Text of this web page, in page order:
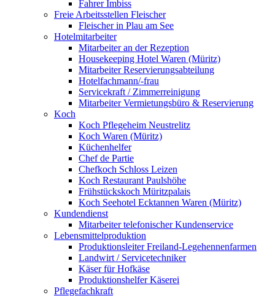
Fahrer Imbiss
Freie Arbeitsstellen Fleischer
Fleischer in Plau am See
Hotelmitarbeiter
Mitarbeiter an der Rezeption
Housekeeping Hotel Waren (Müritz)
Mitarbeiter Reservierungsabteilung
Hotelfachmann/-frau
Servicekraft / Zimmerreinigung
Mitarbeiter Vermietungsbüro & Reservierung
Koch
Koch Pflegeheim Neustrelitz
Koch Waren (Müritz)
Küchenhelfer
Chef de Partie
Chefkoch Schloss Leizen
Koch Restaurant Paulshöhe
Frühstückskoch Müritzpalais
Koch Seehotel Ecktannen Waren (Müritz)
Kundendienst
Mitarbeiter telefonischer Kundenservice
Lebensmittelproduktion
Produktionsleiter Freiland-Legehennenfarmen
Landwirt / Servicetechniker
Käser für Hofkäse
Produktionshelfer Käserei
Pflegefachkraft